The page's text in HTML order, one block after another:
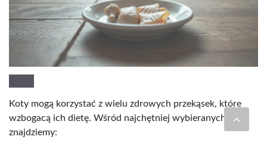
Koty mogą korzystać z wielu zdrowych przekąsek, które
wzbogacą ich dietę. Wśród najchętniej wybieranych
znajdziemy: